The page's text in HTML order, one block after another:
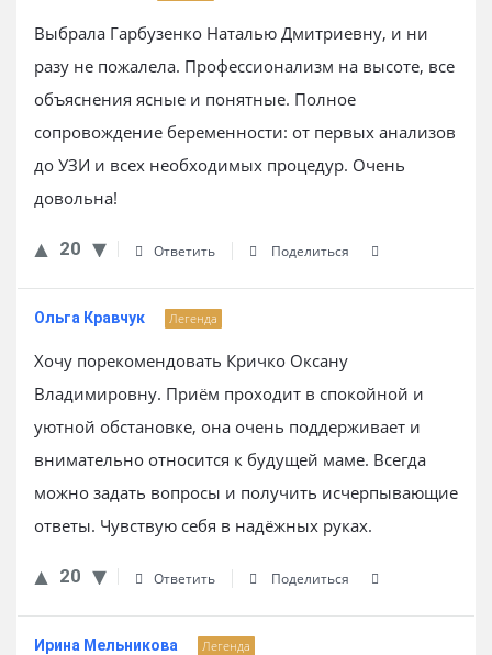
Выбрала Гарбузенко Наталью Дмитриевну, и ни
разу не пожалела. Профессионализм на высоте, все
объяснения ясные и понятные. Полное
сопровождение беременности: от первых анализов
до УЗИ и всех необходимых процедур. Очень
довольна!
20 Ответить Поделиться
Ольга Кравчук Легенда
Хочу порекомендовать Кричко Оксану
Владимировну. Приём проходит в спокойной и
уютной обстановке, она очень поддерживает и
внимательно относится к будущей маме. Всегда
можно задать вопросы и получить исчерпывающие
ответы. Чувствую себя в надёжных руках.
20 Ответить Поделиться
Ирина Мельникова Легенда